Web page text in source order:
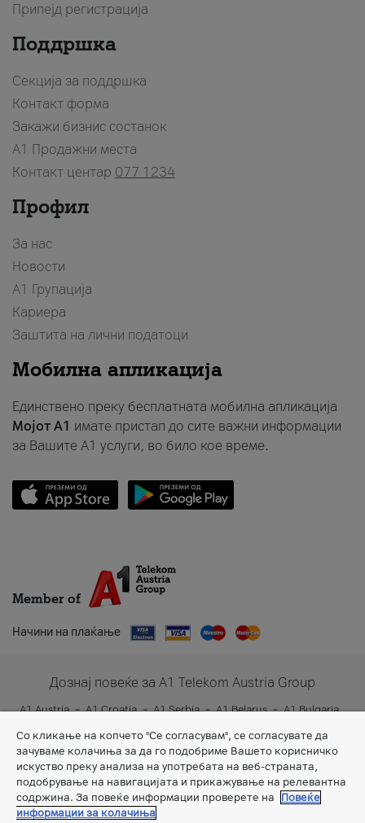
Припејд регистрација
Поддршка
Секција за поддршка
Контакт форма
Закажи бизнис состанок
A1 Продажни места
Контакт центар 077 1234
Профил
За нас
Новости
А1 Групација
Кариера
Заштита на лични податоци
Мобилна апликација
Единствено преку бесплатната мобилна апликација
Мојот A1 имате пристап до сите важни информации
за Вашите A1 услуги, во било кое време.
Member of
Начини на плаќање
Дознај повеќе за A1 Telekom Austria Group
A1 Austria A1 Croatia A1 Serbia A1 Belarus
A1 Bulgaria
A1 Slovenia
A1 Digital
Со кликање на копчето "Се согласувам", се согласувате да
зачуваме колачиња за да го подобриме Вашето корисничко
искуство преку анализа на употребата на веб-страната,
подобрување на навигацијата и прикажување на релевантна
содржина. За повеќе информации проверете на
Повеќе
информации за колачиња